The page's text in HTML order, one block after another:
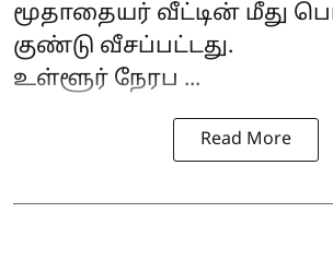
மூதாதையர் வீட்டின் மீது
குண்டு வீசப்பட்டது.
உள்ளூர் நேரப ...
Read More